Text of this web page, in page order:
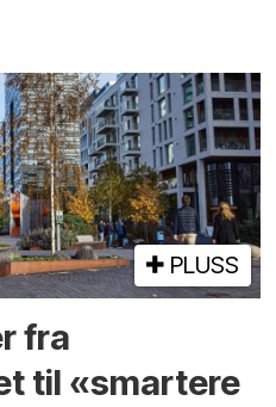
PLUSS
fra
til «smartere